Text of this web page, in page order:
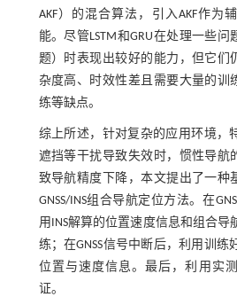
AKF）的混合算法，引入AKF作为
能。尽管LSTM和GRU在处理一些
题）时表现出较好的能力，但它们
杂度高、时效性差且需要大量的训
练等缺点。
综上所述，针对复杂的应用环境，
遮挡等干扰导致失效时，惯性导航
致导航精度下降，本文提出了一种
GNSS/INS组合导航定位方法。在
用INS解算的位置速度信息和组合导
练；在GNSS信号中断后，利用训练
位置与速度信息。最后，利用实
证。